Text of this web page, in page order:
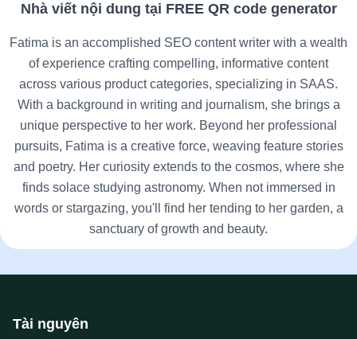
Nhà viết nội dung tại FREE QR code generator
Fatima is an accomplished SEO content writer with a wealth
of experience crafting compelling, informative content
across various product categories, specializing in SAAS.
With a background in writing and journalism, she brings a
unique perspective to her work. Beyond her professional
pursuits, Fatima is a creative force, weaving feature stories
and poetry. Her curiosity extends to the cosmos, where she
finds solace studying astronomy. When not immersed in
words or stargazing, you'll find her tending to her garden, a
sanctuary of growth and beauty.
Tài nguyên